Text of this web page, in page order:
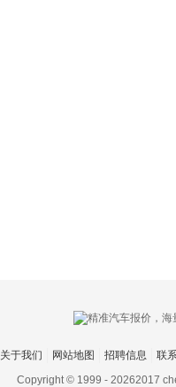
关于我们 网站地图 招聘信息
联
Copyright © 1999 - 20262017